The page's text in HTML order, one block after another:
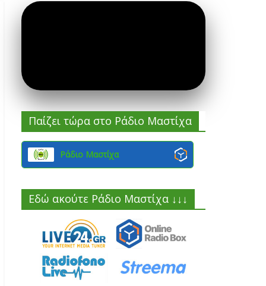
Παίζει τώρα στο Ράδιο Μαστίχα
Ράδιο Μαστίχα
Εδώ ακούτε Ράδιο Μαστίχα ↓↓↓